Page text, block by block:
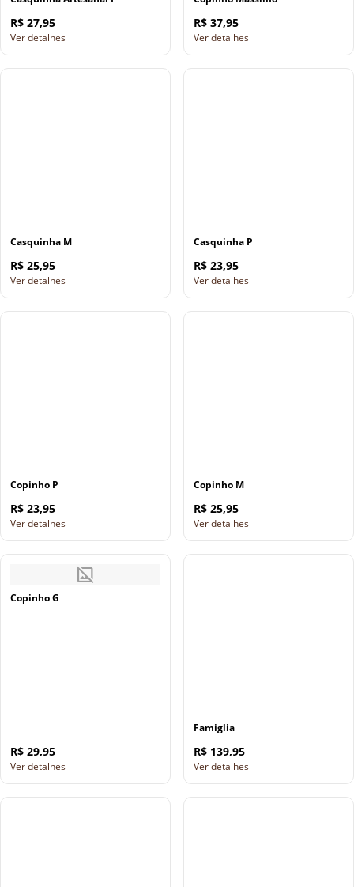
R$ 27,95
Ver detalhes
R$ 37,95
Ver detalhes
Casquinha M
R$ 25,95
Ver detalhes
Casquinha P
R$ 23,95
Ver detalhes
Copinho P
R$ 23,95
Ver detalhes
Copinho M
R$ 25,95
Ver detalhes
Copinho G
R$ 29,95
Ver detalhes
Famiglia
R$ 139,95
Ver detalhes